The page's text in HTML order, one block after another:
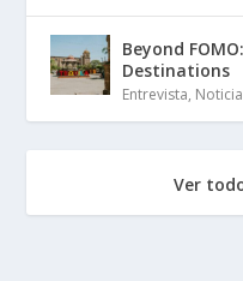
Beyond
Destinations
Entrevista,
Ver